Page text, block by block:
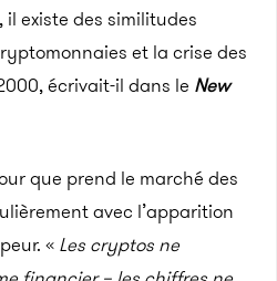
existe des similitudes
et la crise des
écrivait-il dans le New
que prend le marché des
avec l’apparition
« Les cryptos ne